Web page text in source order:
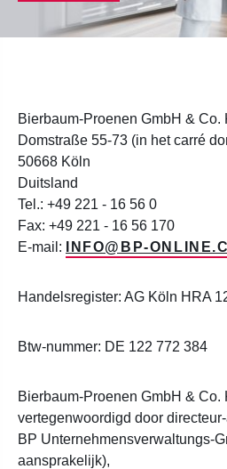
Bierbaum-Proenen GmbH & Co.
Domstraße 55-73 (in het carré
50668 Köln
Duitsland
Tel.: +49 221 - 16 56 0
Fax: +49 221 - 16 56 170
E-mail:
INFO@BP-
Handelsregister: AG Köln HRA
Btw-nummer: DE 122 772 384
Bierbaum-Proenen GmbH & Co.
vertegenwoordigd door
BP Unternehmensverwaltungs-
aansprakelijk),